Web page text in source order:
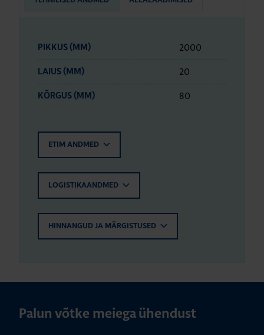
PIKKUS (MM) 2000
LAIUS (MM) 20
KÕRGUS (MM) 80
ETIM ANDMED
LOGISTIKAANDMED
HINNANGUD JA MÄRGISTUSED
Palun võtke meiega ühendust